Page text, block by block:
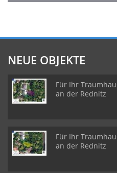
NEUE OBJEKTE
Für Ihr
an der Rednitz
Für Ihr
an der Rednitz